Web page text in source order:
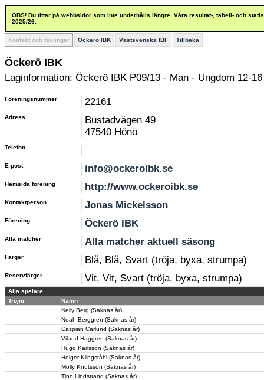
OBS! Du tittar på webbsidor som inte underhålls längre. Våra resultat-, tabell- och
2025/26.
Kontakt och tävlingar Öckerö IBK Västsvenska IBF Tillbaka
Öckerö IBK
Laginformation: Öckerö IBK P09/13 - Man - Ungdom 12-
Föreningsnummer 22161
Adress
Bustadvägen 49
47540 Hönö
Telefon
E-post info@ockeroibk.se
Hemsida förening http://www.ockeroibk.se
Kontaktperson Jonas Mickelsson
Förening Öckerö IBK
Alla matcher Alla matcher aktuell säsong
Färger Blå, Blå, Svart (tröja, byxa, strumpa)
Reservfärger Vit, Vit, Svart (tröja, byxa, strumpa)
Alla spelare
Tröjnr
Namn
Nelly Berg (Saknas år)
Noah Berggren (Saknas år)
Caspian Carlund (Saknas år)
Viland Haggren (Saknas år)
Hugo Karlsson (Saknas år)
Holger Klingståhl (Saknas år)
Molly Knutsson (Saknas år)
Tino Lindstrand (Saknas år)